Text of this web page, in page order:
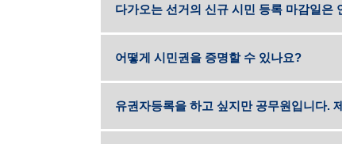
다가오는 선거의 신규 시민 등록 마감일은
어떻게 시민권을 증명할 수 있나요?
유권자등록을 하고 싶지만 공무원입니다.